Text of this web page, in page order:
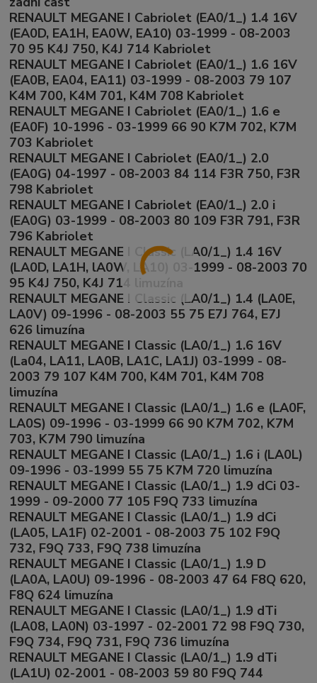
RENAULT MEGANE I Cabriolet (EA0/1_) 1.4 16V
(EA0D, EA1H, EA0W, EA10) 03-1999 - 08-2003
70 95 K4J 750, K4J 714 Kabriolet
RENAULT MEGANE I Cabriolet (EA0/1_) 1.6 16V
(EA0B, EA04, EA11) 03-1999 - 08-2003 79 107
K4M 700, K4M 701, K4M 708 Kabriolet
RENAULT MEGANE I Cabriolet (EA0/1_) 1.6 e
(EA0F) 10-1996 - 03-1999 66 90 K7M 702, K7M
703 Kabriolet
RENAULT MEGANE I Cabriolet (EA0/1_) 2.0
(EA0G) 04-1997 - 08-2003 84 114 F3R 750, F3R
798 Kabriolet
RENAULT MEGANE I Cabriolet (EA0/1_) 2.0 i
(EA0G) 03-1999 - 08-2003 80 109 F3R 791, F3R
796 Kabriolet
RENAULT MEGANE I Classic (LA0/1_) 1.4 16V
(LA0D, LA1H, lA0W, LA10) 03-1999 - 08-2003 70
95 K4J 750, K4J 714 limuzína
RENAULT MEGANE I Classic (LA0/1_) 1.4 (LA0E,
LA0V) 09-1996 - 08-2003 55 75 E7J 764, E7J
626 limuzína
RENAULT MEGANE I Classic (LA0/1_) 1.6 16V
(La04, LA11, LA0B, LA1C, LA1J) 03-1999 - 08-
2003 79 107 K4M 700, K4M 701, K4M 708
limuzína
RENAULT MEGANE I Classic (LA0/1_) 1.6 e (LA0F,
LA0S) 09-1996 - 03-1999 66 90 K7M 702, K7M
703, K7M 790 limuzína
RENAULT MEGANE I Classic (LA0/1_) 1.6 i (LA0L)
09-1996 - 03-1999 55 75 K7M 720 limuzína
RENAULT MEGANE I Classic (LA0/1_) 1.9 dCi 03-
1999 - 09-2000 77 105 F9Q 733 limuzína
RENAULT MEGANE I Classic (LA0/1_) 1.9 dCi
(LA05, LA1F) 02-2001 - 08-2003 75 102 F9Q
732, F9Q 733, F9Q 738 limuzína
RENAULT MEGANE I Classic (LA0/1_) 1.9 D
(LA0A, LA0U) 09-1996 - 08-2003 47 64 F8Q 620,
F8Q 624 limuzína
RENAULT MEGANE I Classic (LA0/1_) 1.9 dTi
(LA08, LA0N) 03-1997 - 02-2001 72 98 F9Q 730,
F9Q 734, F9Q 731, F9Q 736 limuzína
RENAULT MEGANE I Classic (LA0/1_) 1.9 dTi
(LA1U) 02-2001 - 08-2003 59 80 F9Q 744